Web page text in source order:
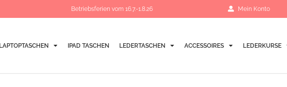
Betriebsferien vom 16.7.-1.8.26 Mein Konto
LAPTOPTASCHEN IPAD TASCHEN LEDERTASCHEN ACCESSOIRES LEDERKURSE